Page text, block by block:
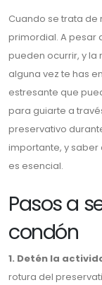
Cuando se trata de
primordial. A pesar
pueden ocurrir, y la
alguna vez te has
estresante que
para guiarte a
preservativo
importante, y
es esencial.
Pasos a
condón
1. Detén la
rotura del